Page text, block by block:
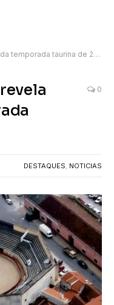
temporada taurina de 2026
0
DESTAQUES, NOTICIAS